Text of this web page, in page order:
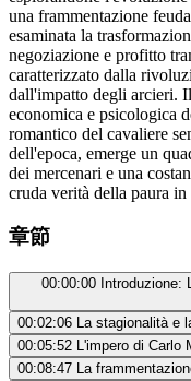
una frammentazione
esaminata la
negoziazione e profitto
caratterizzato dalla
dall'impatto degli arcieri.
economica e psicologica
romantico del cavaliere
dell'epoca, emerge un
dei mercenari e una
cruda verità della paura in
章節
00:00:00 Introduzione:
00:02:06
La stagionalità e
00:05:52
L'impero di
00:08:47
La